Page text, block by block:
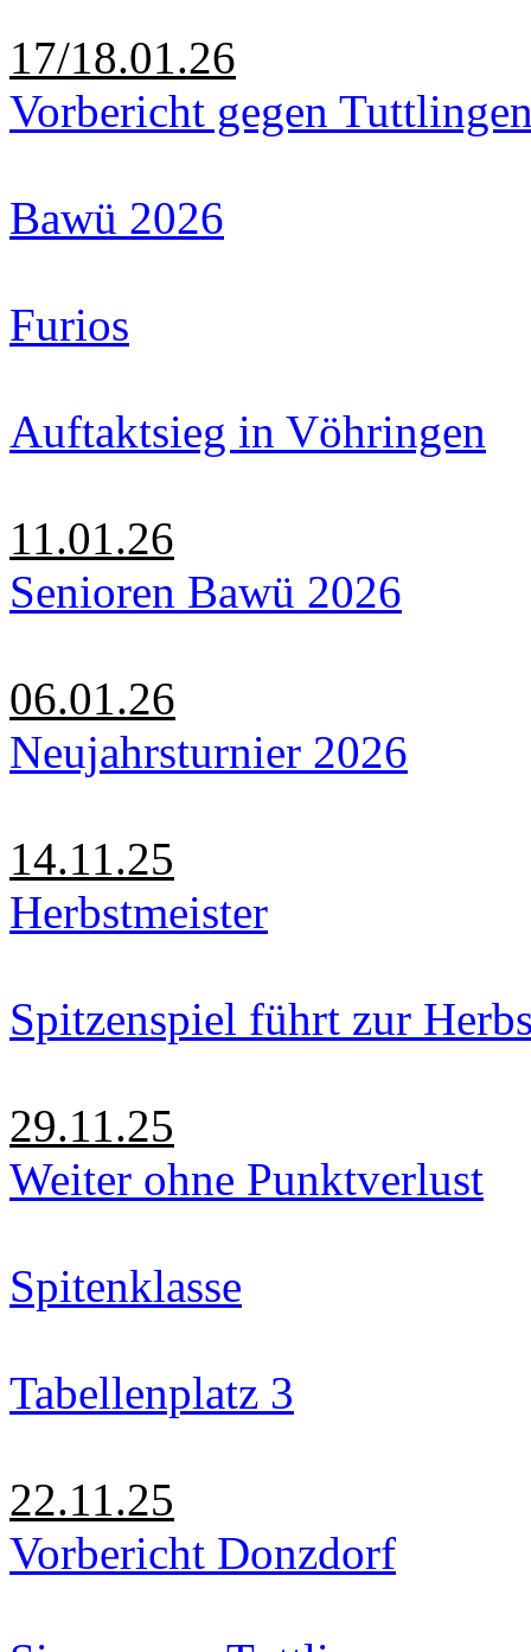
17/18.01.26
Vorbericht gegen
Bawü 2026
Furios
Auftaktsieg in Vöhringen
11.01.26
Senioren Bawü 2026
06.01.26
Neujahrsturnier 2026
14.11.25
Herbstmeister
Spitzenspiel führt zur
29.11.25
Weiter ohne Punktverlust
Spitenklasse
Tabellenplatz 3
22.11.25
Vorbericht Donzdorf